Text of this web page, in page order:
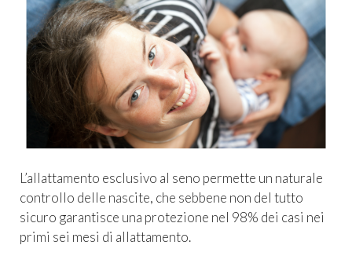
L’allattamento esclusivo al seno permette un naturale
controllo delle nascite, che sebbene non del tutto
sicuro garantisce una protezione nel 98% dei casi nei
primi sei mesi di allattamento.